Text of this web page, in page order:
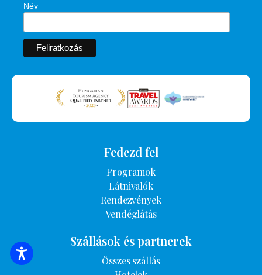
SZÁLLÁSOK KERESÉSE
Név
Fedezd fel
Programok
Látnivalók
Rendezvények
Vendéglátás
Szállások és partnerek
Összes szállás